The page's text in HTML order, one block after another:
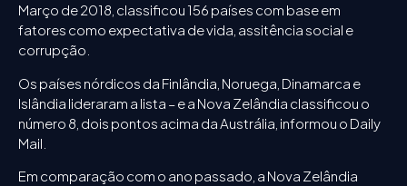
Março de 2018, classificou 156 países com base em
fatores como expectativa de vida, assitência social e
corrupção.
Os países nórdicos da Finlândia, Noruega, Dinamarca e
Islândia lideraram a lista – e a Nova Zelândia classificou o
número 8, dois pontos acima da Austrália, informou o Daily
Mail.
Em comparação com o ano passado, a Nova Zelândia